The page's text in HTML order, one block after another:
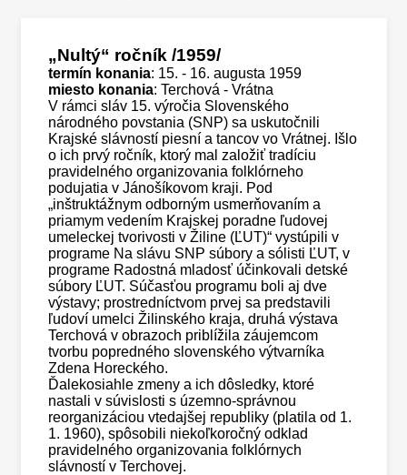
„Nultý“ ročník /1959/
termín konania: 15. - 16. augusta 1959
miesto konania: Terchová - Vrátna
V rámci sláv 15. výročia Slovenského
národného povstania (SNP) sa uskutočnili
Krajské slávností piesní a tancov vo Vrátnej. Išlo
o ich prvý ročník, ktorý mal založiť tradíciu
pravidelného organizovania folklórneho
podujatia v Jánošíkovom kraji. Pod
„inštruktážnym odborným usmerňovaním a
priamym vedením Krajskej poradne ľudovej
umeleckej tvorivosti v Žiline (ĽUT)“ vystúpili v
programe Na slávu SNP súbory a sólisti ĽUT, v
programe Radostná mladosť účinkovali detské
súbory ĽUT. Súčasťou programu boli aj dve
výstavy; prostredníctvom prvej sa predstavili
ľudoví umelci Žilinského kraja, druhá výstava
Terchová v obrazoch priblížila záujemcom
tvorbu popredného slovenského výtvarníka
Zdena Horeckého.
Ďalekosiahle zmeny a ich dôsledky, ktoré
nastali v súvislosti s územno-správnou
reorganizáciou vtedajšej republiky (platila od 1.
1. 1960), spôsobili niekoľkoročný odklad
pravidelného organizovania folklórnych
slávností v Terchovej.